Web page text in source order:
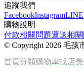
追蹤我們
FacebookInstagramLINE
購物說明
付款相關問題運送相關
© Copyright 2026 毛孩
首頁分類購物車找店長